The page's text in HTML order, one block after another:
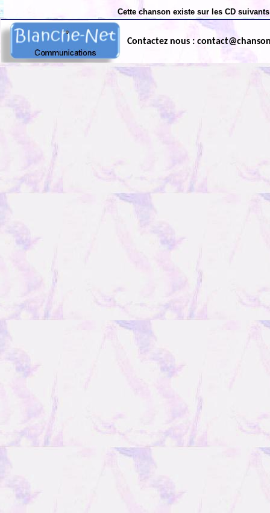
Cette chanson existe sur les CD
Contactez nous :